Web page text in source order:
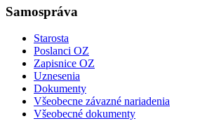
Samospráva
Starosta
Poslanci OZ
Zapisnice OZ
Uznesenia
Dokumenty
Všeobecne závazné nariadenia
Všeobecné dokumenty